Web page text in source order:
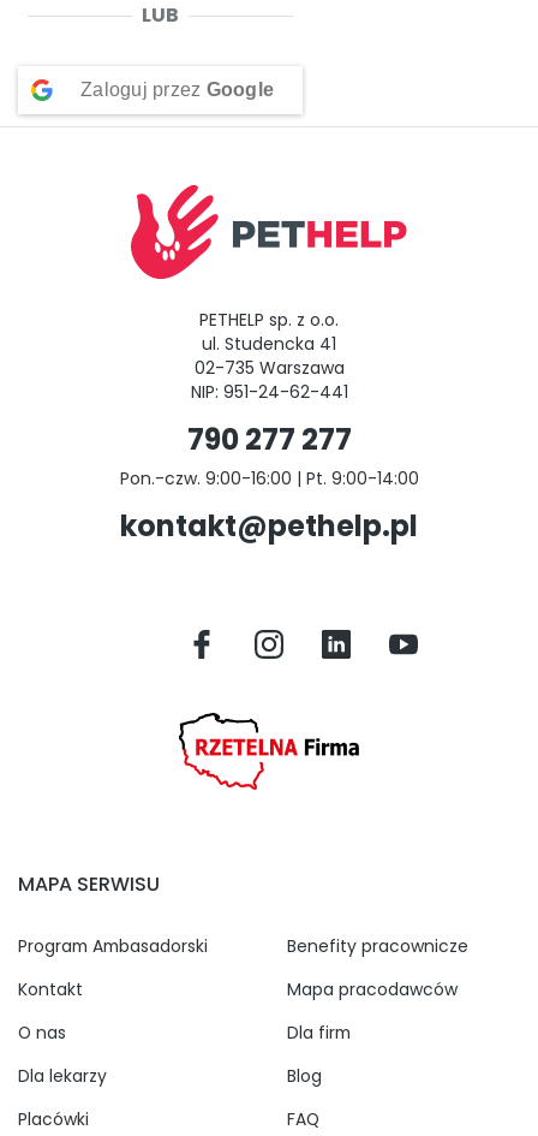
LUB
Zaloguj przez Google
PETHELP sp. z o.o.
ul. Studencka 41
02-735 Warszawa
NIP: 951-24-62-441
790 277 277
Pon.-czw. 9:00-16:00 | Pt. 9:00-14:00
kontakt@pethelp.pl
MAPA SERWISU
Program Ambasadorski
Kontakt
O nas
Dla lekarzy
Placówki
Benefity pracownicze
Mapa pracodawców
Dla firm
Blog
FAQ